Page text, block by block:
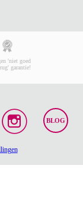
'niet goed
garantie!
BLOG